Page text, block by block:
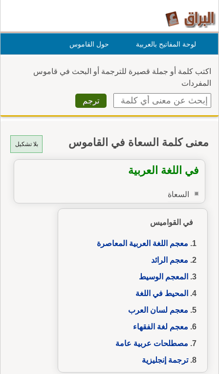
لوحة المفاتيح بالعربية حول القاموس
اكتب كلمة أو جملة قصيرة للترجمة أو البحث في قاموس
المفردات
بلا تشكيل معنى كلمة السعاة في القاموس
في اللغة العربية
السعاة
في القواميس
معجم اللغة العربية المعاصرة
معجم الرائد
المعجم الوسيط
المحيط في اللغة
معجم لسان العرب
معجم لغة الفقهاء
مصطلحات عربية عامة
ترجمة إنجليزية